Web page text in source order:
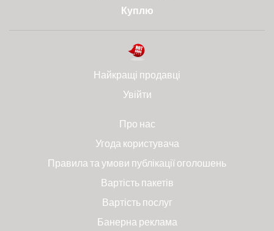
Куплю
Найкращі продавці
Увійти
Про нас
Угода користувача
Правила та умови публікації оголошень
Вартість пакетів
Вартість послуг
Банерна реклама